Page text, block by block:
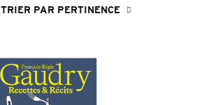
TRIER PAR PERTINENCE